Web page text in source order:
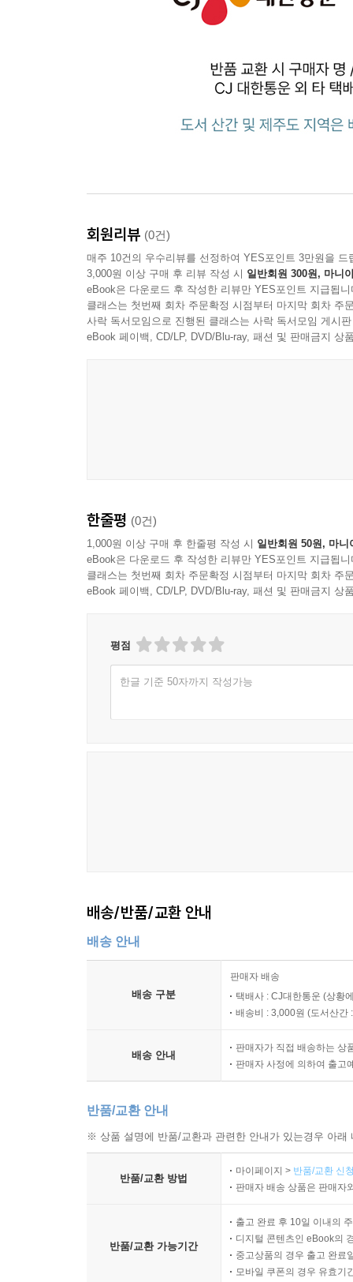
회원리뷰 (0건)
매주 10건의 우수리뷰를 선정하여 YES포인트 3만원을 드
3,000원 이상 구매 후 리뷰 작성 시 일반회원 300원, 마니
eBook은 다운로드 후 작성한 리뷰만 YES포인트 지급됩니
클래스는 첫번째 회차 주문확정 시점부터 마지막 회차 주
사락 독서모임으로 진행된 클래스는 사락 독서모임 게시
eBook 페이백, CD/LP, DVD/Blu-ray, 패션 및 판매금지 상
한줄평 (0건)
1,000원 이상 구매 후 한줄평 작성 시 일반회원 50원, 마니
eBook은 다운로드 후 작성한 리뷰만 YES포인트 지급됩니
클래스는 첫번째 회차 주문확정 시점부터 마지막 회차 주
eBook 페이백, CD/LP, DVD/Blu-ray, 패션 및 판매금지 상
평점
한글 기준 50자까지 작성가능
배송/반품/교환 안내
배송 안내
배송 구분
판매자 배송
택배사 : CJ대한통운 (상황
배송비 : 3,000원 (도서산간
배송 안내
판매자가 직접 배송하는 상
판매자 사정에 의하여 출고
반품/교환 안내
※ 상품 설명에 반품/교환과 관련한 안내가 있는경우 아
반품/교환 방법
마이페이지 > 반품/교환 신
판매자 배송 상품은 판매자
반품/교환 가능기간
출고 완료 후 10일 이내의
디지털 콘텐츠인 eBook의
중고상품의 경우 출고 완료
모바일 쿠폰의 경우 유효기